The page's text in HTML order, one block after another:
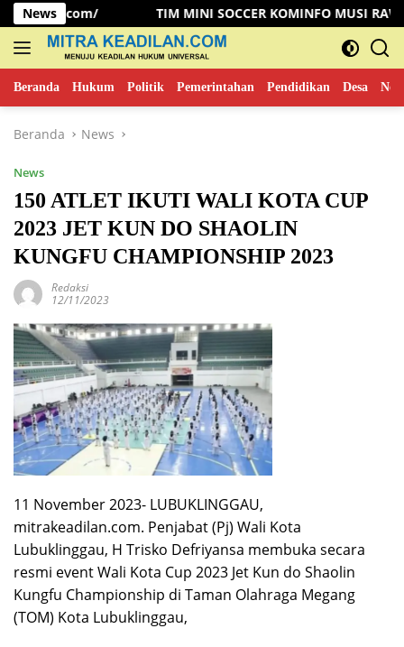
Langsung
ke
konten
News TIM MINI SOCCER KOMINFO MUSI RAWAS
Beranda Hukum Politik Pemerintahan Pendidikan Desa
Beranda News
News
150 ATLET IKUTI WALI KOTA CUP
2023 JET KUN DO SHAOLIN
KUNGFU CHAMPIONSHIP 2023
Redaksi
12/11/2023
11 November 2023- LUBUKLINGGAU,
mitrakeadilan.com. Penjabat (Pj) Wali Kota
Lubuklinggau, H Trisko Defriyansa membuka secara
resmi event Wali Kota Cup 2023 Jet Kun do Shaolin
Kungfu Championship di Taman Olahraga Megang
(TOM) Kota Lubuklinggau,